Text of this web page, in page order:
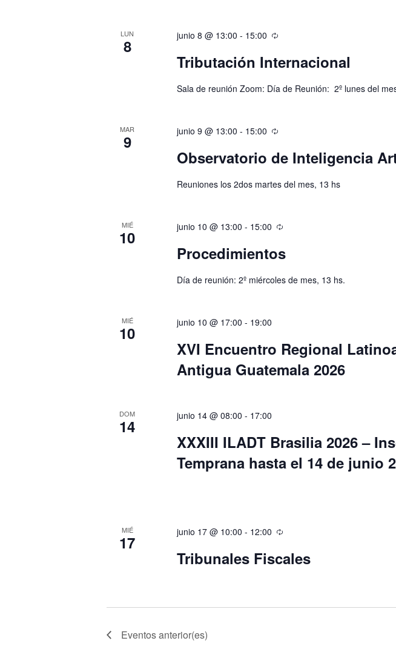
LUN
8
junio 8 @ 13:00 - 15:00
Tributación Internacional
Sala de reunión Zoom: Día de Reunión: 2º lunes del
MAR
9
junio 9 @ 13:00 - 15:00
Observatorio de Inteligencia
Reuniones los 2dos martes del mes, 13 hs
MIÉ
10
junio 10 @ 13:00 - 15:00
Procedimientos
Día de reunión: 2º miércoles de mes, 13 hs.
MIÉ
10
junio 10 @ 17:00 - 19:00
XVI Encuentro Regional
Antigua Guatemala 2026
DOM
14
junio 14 @ 08:00 - 17:00
XXXIII ILADT Brasilia 2026 –
Temprana hasta el 14 de junio
MIÉ
17
junio 17 @ 10:00 - 12:00
Tribunales Fiscales
Eventosanterior(es)